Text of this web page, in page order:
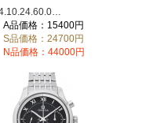
A品価格：15400円
S品価格：24700円
N品価格：44000円